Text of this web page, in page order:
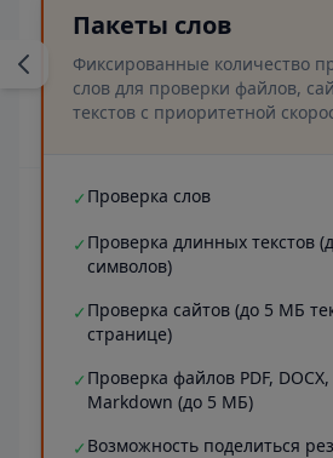
Пакеты слов
Фиксированные количество
слов для проверки файлов,
текстов с приоритетной
✓ Проверка слов
✓ Проверка длинных текстов
символов)
✓ Проверка сайтов (до 5 МБ
странице)
✓ Проверка файлов PDF, DOCX,
Markdown (до 5 МБ)
✓ Возможность поделиться